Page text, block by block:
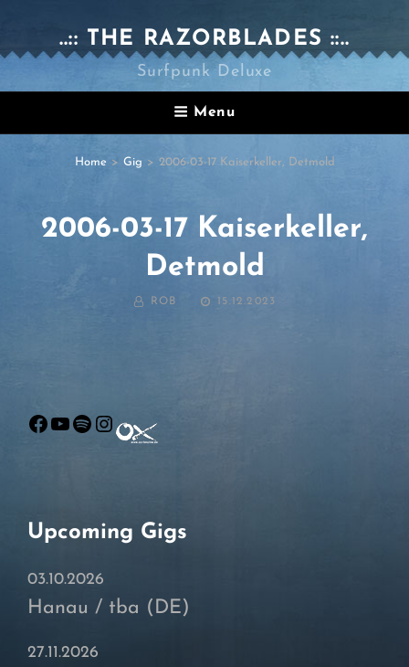
..:: THE RAZORBLADES ::..
Surfpunk Deluxe
Menu
Home > Gig > 2006-03-17 Kaiserkeller, Detmold
2006-03-17 Kaiserkeller,
Detmold
BY ROB
POSTED
15.12.2023
Facebook
YouTube
Spotify
Instagram
Upcoming Gigs
03.10.2026
Hanau / tba (DE)
27.11.2026